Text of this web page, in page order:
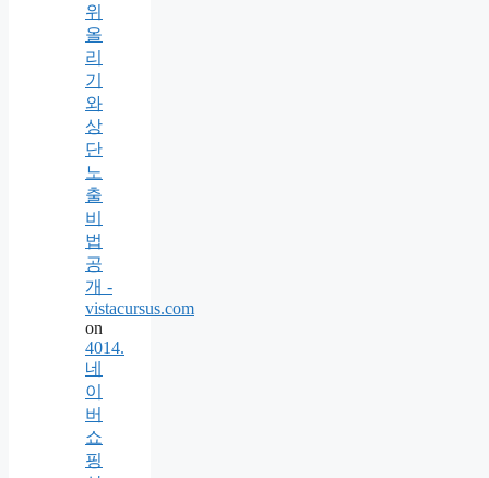
위
올
리
기
와
상
단
노
출
비
법
공
개 -
vistacursus.com
on
4014.
네
이
버
쇼
핑